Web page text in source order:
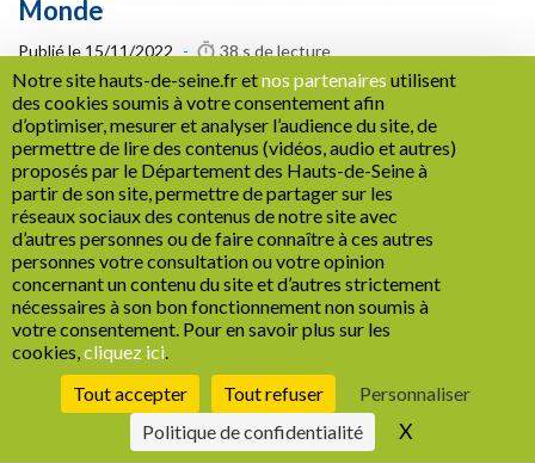
Monde
Publié le 15/11/2022 - 38 s de lecture
Deux mois après son premier titre européen en Italie, le
judoka altoséquanais, Hélios Latchoumanaya a été
sacré champion du monde de para-judo en moins de 90
kg le 9 novembre.
SPORT, ...
Notre site hauts-de-seine.fr etnos partenaires utilisent
des cookies soumis à votre consentement afin
d’optimiser, mesurer et analyser l’audience du site, de
permettre de lire des contenus (vidéos, audio et autres)
proposés par le Département des Hauts-de-Seine à
partir de son site, permettre de partager sur les
réseaux sociaux des contenus de notre site avec
d’autres personnes ou de faire connaître à ces autres
personnes votre consultation ou votre opinion
concernant un contenu du site et d’autres strictement
nécessaires à son bon fonctionnement non soumis à
votre consentement. Pour en savoir plus sur les
cookies,cliquez ici.
Tout accepter
Tout refuser
Personnaliser
Politique de confidentialité
X